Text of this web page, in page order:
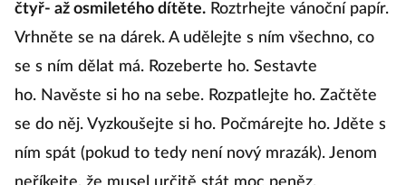
čtyř- až osmiletého dítěte. Roztrhejte vánoční papír.
Vrhněte se na dárek. A udělejte s ním všechno, co
se s ním dělat má. Rozeberte ho. Sestavte
ho. Navěste si ho na sebe. Rozpatlejte ho. Začtěte
se do něj. Vyzkoušejte si ho. Počmárejte ho. Jděte s
ním spát (pokud to tedy není nový mrazák). Jenom